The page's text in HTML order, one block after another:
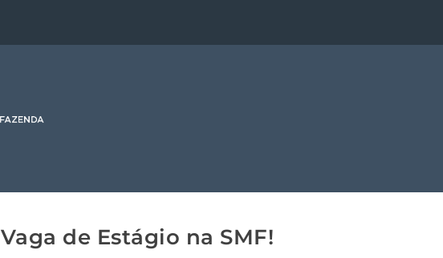
Vaga de Estágio na SMF!